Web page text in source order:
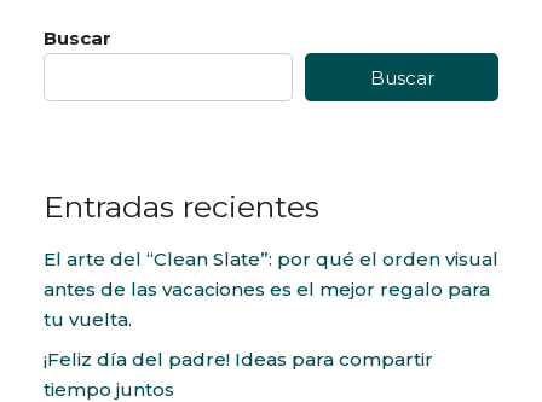
Buscar
Buscar
Entradas recientes
El arte del “Clean Slate”: por qué el orden visual
antes de las vacaciones es el mejor regalo para
tu vuelta.
¡Feliz día del padre! Ideas para compartir
tiempo juntos